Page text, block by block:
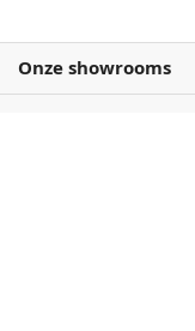
Onze showrooms